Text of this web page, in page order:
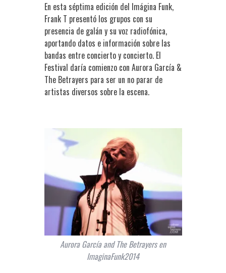
En esta séptima edición del Imágina Funk,
Frank T presentó los grupos con su
presencia de galán y su voz radiofónica,
aportando datos e información sobre las
bandas entre concierto y concierto. El
Festival daría comienzo con Aurora García &
The Betrayers para ser un no parar de
artistas diversos sobre la escena.
Aurora García and The Betrayers en
ImaginaFunk2014